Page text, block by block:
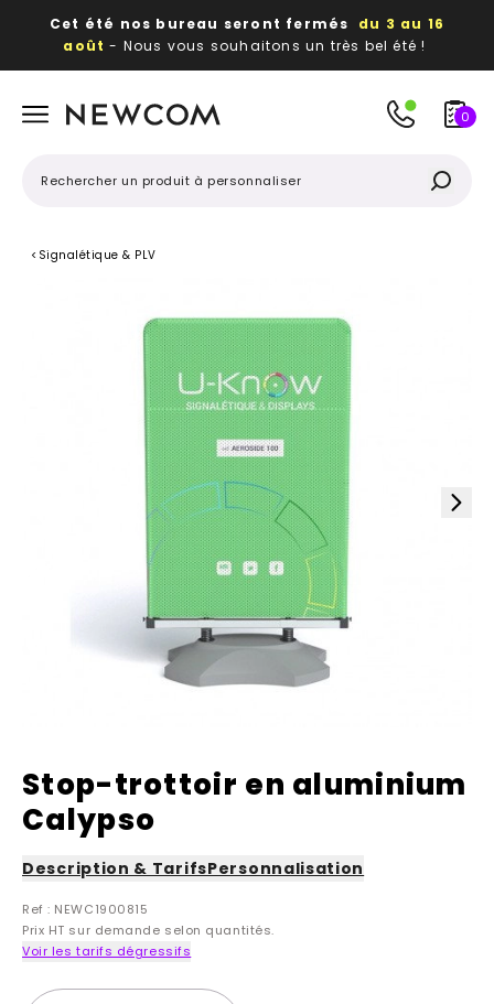
Cet été nos bureau seront fermés du 3 au 16
août - Nous vous souhaitons un très bel été !
publicitaires
0
< Signalétique & PLV
Stop-trottoir en aluminium
Calypso
Description & TarifsPersonnalisation
Ref : NEWC1900815
Prix HT sur demande selon quantités.
Voir les tarifs dégressifs